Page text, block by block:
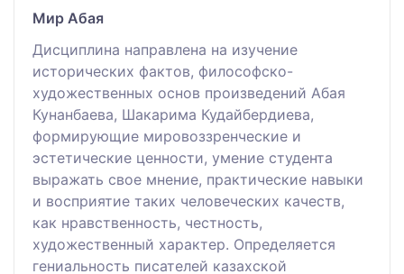
Мир Абая
Дисциплина направлена на изучение
исторических фактов, философско-
художественных основ произведений Абая
Кунанбаева, Шакарима Кудайбердиева,
формирующие мировоззренческие и
эстетические ценности, умение студента
выражать свое мнение, практические навыки
и восприятие таких человеческих качеств,
как нравственность, честность,
художественный характер. Определяется
гениальность писателей казахской